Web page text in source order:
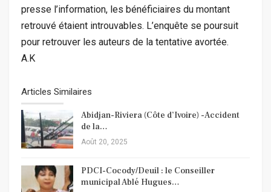
presse l’information, les bénéficiaires du montant
retrouvé étaient introuvables. L’enquête se poursuit
pour retrouver les auteurs de la tentative avortée.
A.K
Articles Similaires
Abidjan-Riviera (Côte d’Ivoire) -Accident
de la…
Août 20, 2025
PDCI-Cocody/Deuil : le Conseiller
municipal Ablé Hugues…